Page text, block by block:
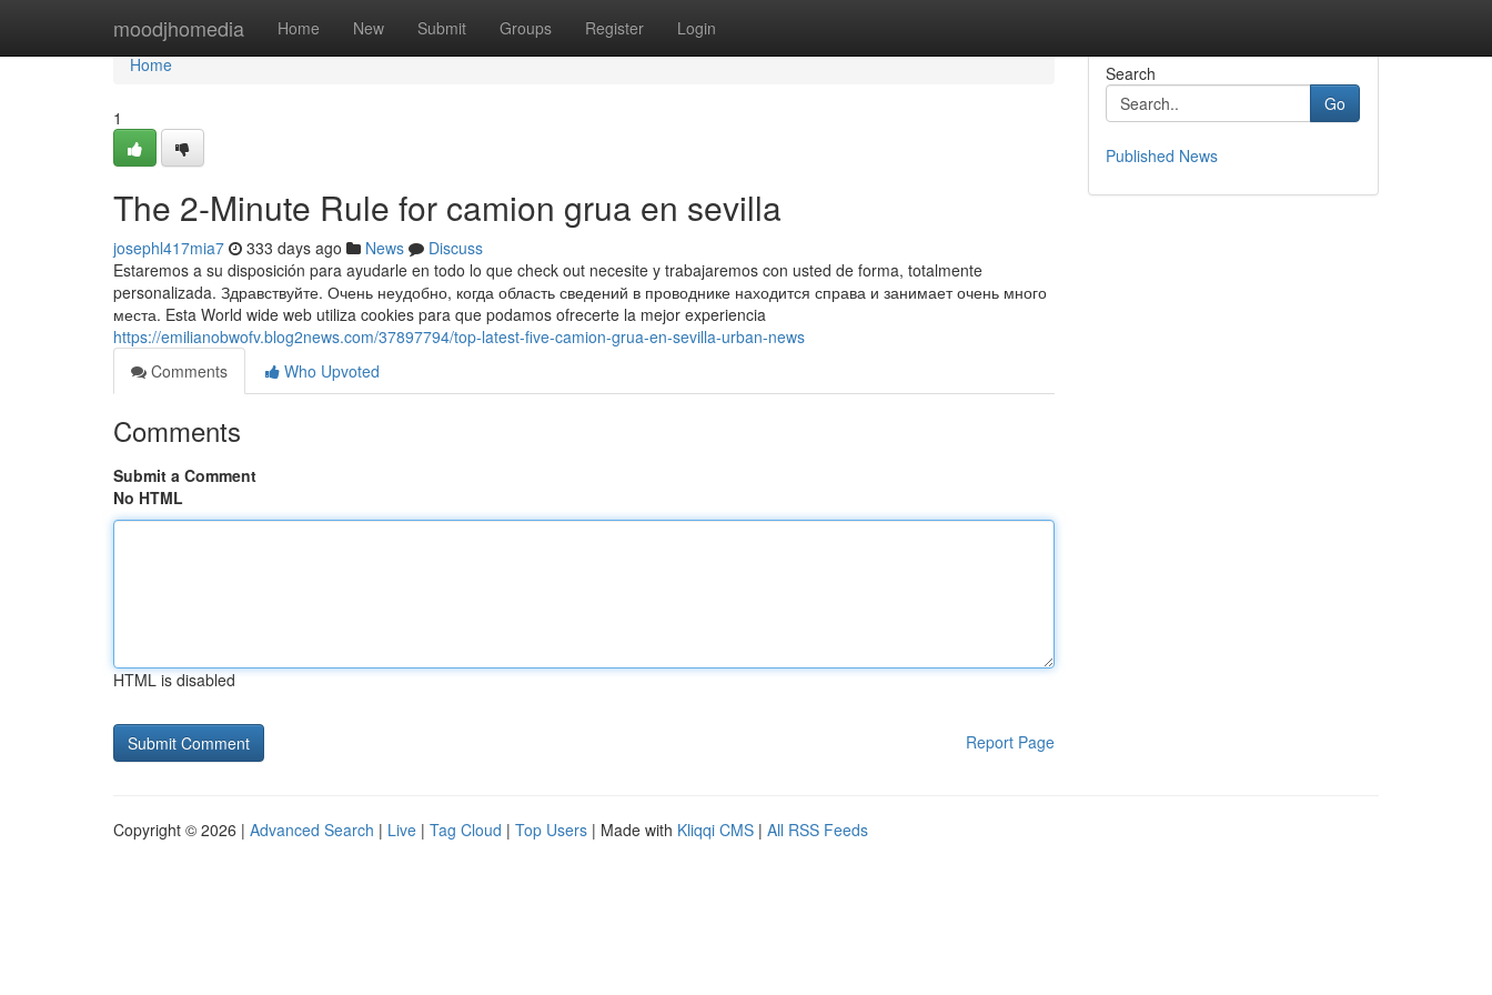
moodjhomedia Home New Submit Groups Register Login
Home
Home
1
The 2-Minute Rule for camion grua en sevilla
josephl417mia7 333 days ago News
Discuss
Estaremos a su disposición para ayudarle en todo lo que check out necesite y trabajaremos con usted de forma, totalmente
personalizada. Здравствуйте. Очень неудобно, когда область сведений в проводнике находится справа и занимает очень много
места. Esta World wide web utiliza cookies para que podamos ofrecerte la mejor experiencia
https://emilianobwofv.blog2news.com/37897794/top-latest-five-camion-grua-en-sevilla-urban-news
Comments
Who Upvoted
Comments
Submit a Comment
No HTML
HTML is disabled
Report Page
Search
Go
Published News
Copyright © 2026 | Advanced Search | Live | Tag Cloud | Top Users | Made with Kliqqi CMS | All RSS Feeds